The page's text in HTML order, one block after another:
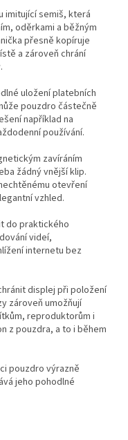
imitující semiš, která
oděrkami a běžným
přesně kopíruje
a zároveň chrání
uložení platebních
pouzdro částečně
například na
používání.
zavíráním
žádný vnější klip.
otevření
vzhled.
do praktického
videí,
internetu bez
displej při položení
zároveň umožňují
reproduktorům i
z pouzdra, a to i během
pouzdro výrazně
jeho pohodlné